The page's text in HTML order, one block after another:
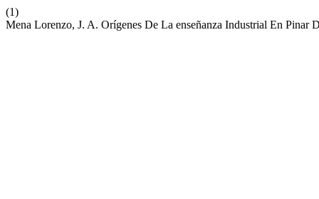
(1)
Mena Lorenzo, J. A. Orígenes De La enseñanza Industrial En Pinar